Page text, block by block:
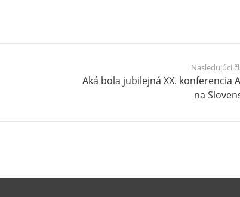
Nasledujúci
Aká bola jubilejná XX. konferencia
na